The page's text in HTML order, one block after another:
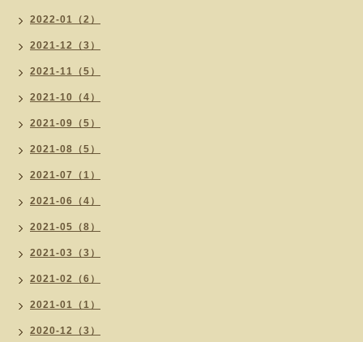
2022-01（2）
2021-12（3）
2021-11（5）
2021-10（4）
2021-09（5）
2021-08（5）
2021-07（1）
2021-06（4）
2021-05（8）
2021-03（3）
2021-02（6）
2021-01（1）
2020-12（3）